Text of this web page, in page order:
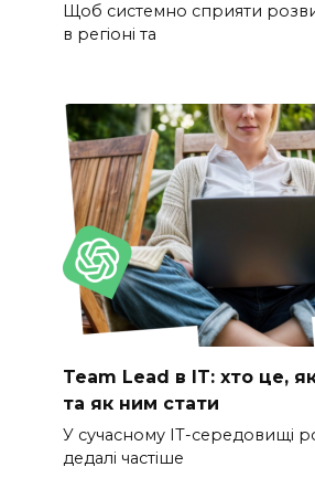
Щоб системно сприяти
в регіоні та
Team Lead в IT: хто це,
та як ним стати
У сучасному IT-середовищі
дедалі частіше